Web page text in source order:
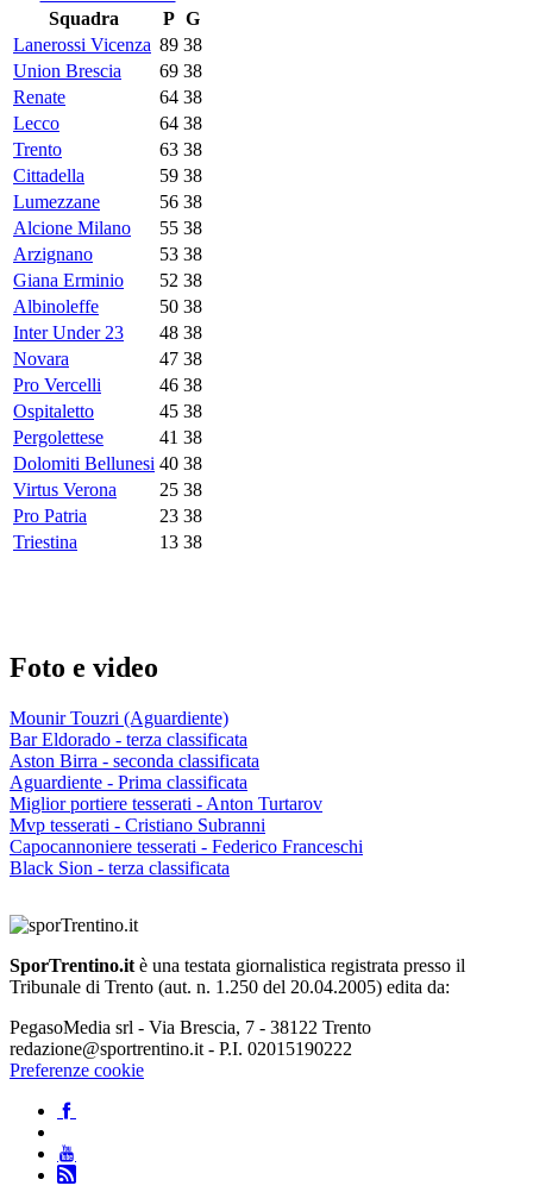
Squadra
P G
Lanerossi Vicenza 89 38
Union Brescia
69 38
Renate
64 38
Lecco
64 38
Trento
63 38
Cittadella
59 38
Lumezzane
56 38
Alcione Milano
55 38
Arzignano
53 38
Giana Erminio
52 38
Albinoleffe
50 38
Inter Under 23
48 38
Novara
47 38
Pro Vercelli
46 38
Ospitaletto
45 38
Pergolettese
41 38
Dolomiti Bellunesi 40 38
Virtus Verona
25 38
Pro Patria
23 38
Triestina
13 38
Foto e video
Mounir Touzri (Aguardiente)
Bar Eldorado - terza classificata
Aston Birra - seconda classificata
Aguardiente - Prima classificata
Miglior portiere tesserati - Anton Turtarov
Mvp tesserati - Cristiano Subranni
Capocannoniere tesserati - Federico Franceschi
Black Sion - terza classificata
SporTrentino.it è una testata giornalistica registrata presso il
Tribunale di Trento (aut. n. 1.250 del 20.04.2005) edita da:
PegasoMedia srl - Via Brescia, 7 - 38122 Trento
redazione@sportrentino.it - P.I. 02015190222
Preferenze cookie